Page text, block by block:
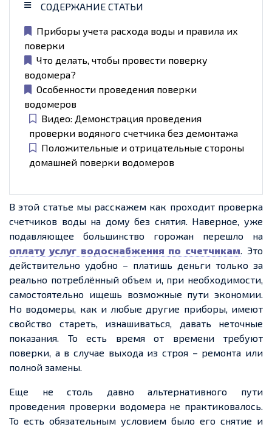
СОДЕРЖАНИЕ СТАТЬИ
Приборы учета расхода воды и правила их
поверки
Что делать, чтобы провести поверку
водомера?
Особенности проведения поверки
водомеров
Видео: Демонстрация проведения
проверки водяного счетчика без демонтажа
Положительные и отрицательные стороны
домашней поверки водомеров
В этой статье мы расскажем как проходит проверка
счетчиков воды на дому без снятия. Наверное, уже
подавляющее большинство горожан перешло на
оплату услуг водоснабжения по счетчикам. Это
действительно удобно – платишь деньги только за
реально потреблённый объем и, при необходимости,
самостоятельно ищешь возможные пути экономии.
Но водомеры, как и любые другие приборы, имеют
свойство стареть, изнашиваться, давать неточные
показания. То есть время от времени требуют
поверки, а в случае выхода из строя – ремонта или
полной замены.
Еще не столь давно альтернативного пути
проведения проверки водомера не практиковалось.
То есть обязательным условием было его снятие и